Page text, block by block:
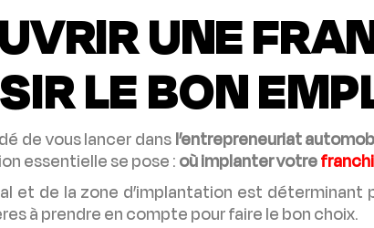
UNE
LE BON
de vous lancer dansl’entrepreneuriat
essentielle se pose :où implanter votre
et de la zone d’implantation est déterminant
à prendre en compte pour faire le bon choix.